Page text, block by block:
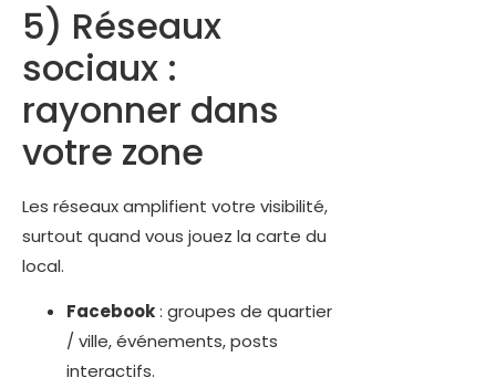
5) Réseaux
sociaux :
rayonner dans
votre zone
Les réseaux amplifient votre visibilité,
surtout quand vous jouez la carte du
local.
Facebook: groupes de quartier
/ ville, événements, posts
interactifs.